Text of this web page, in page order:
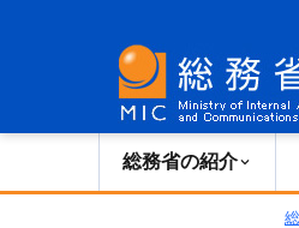
総務省の紹介